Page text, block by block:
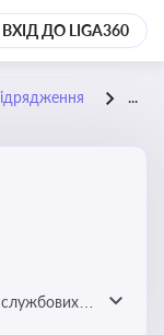
ВХІД ДО LIGA360
11-
службових